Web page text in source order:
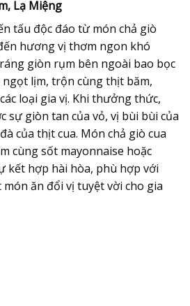
Lạ Miệng
tấu độc đáo từ món chả giò
hương vị thơm ngon khó
giòn rụm bên ngoài bao bọc
ngọt lịm, trộn cùng thịt băm,
loại gia vị. Khi thưởng thức,
sự giòn tan của vỏ, vị bùi bùi của
của thịt cua. Món chả giò cua
cùng sốt mayonnaise hoặc
kết hợp hài hòa, phù hợp với
ăn đổi vị tuyệt vời cho gia